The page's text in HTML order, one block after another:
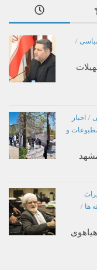
/
درصدی تسهیلات
/ اخبار
و
ها /